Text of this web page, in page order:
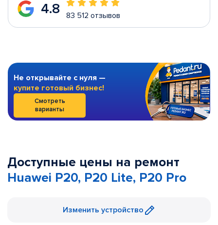
4.8 83 512 отзывов
Не открывайте с нуля —
купите готовый бизнес!
Смотреть
варианты
Доступные цены на ремонт
Huawei P20, P20 Lite, P20 Pro
Изменить устройство